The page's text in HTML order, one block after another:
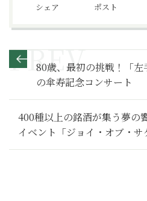
シェア ポスト
80歳、最初の挑戦！「
の傘寿記念コンサート
400種以上の銘酒が集う夢の
イベント「ジョイ・オブ・サ